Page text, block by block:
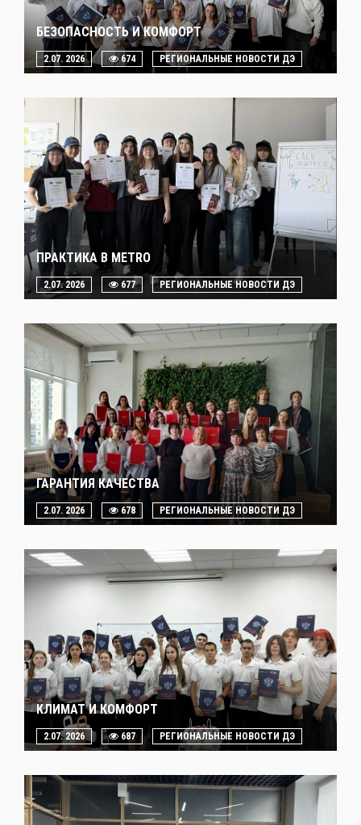
БЕЗОПАСНОСТЬ И КОМФОРТ
2.07. 2026 674 РЕГИОНАЛЬНЫЕ НОВОСТИ ДЭ
ПРАКТИКА В METRO
2.07. 2026 677 РЕГИОНАЛЬНЫЕ НОВОСТИ ДЭ
ГАРАНТИЯ КАЧЕСТВА
2.07. 2026 678 РЕГИОНАЛЬНЫЕ НОВОСТИ ДЭ
КЛИМАТ И КОМФОРТ
2.07. 2026 687 РЕГИОНАЛЬНЫЕ НОВОСТИ ДЭ